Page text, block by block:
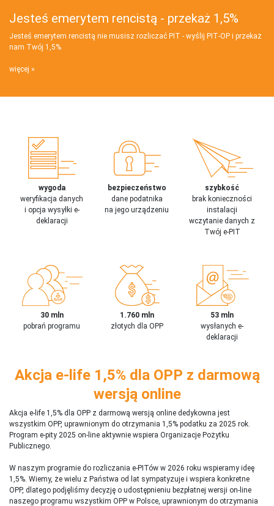
Jesteś emerytem rencistą - przekaż 1,5%
Jesteś emerytem rencistą nie musisz rozliczać PIT - wyślij PIT‑OP i przekaż
nam Twój 1,5%
więcej
wygoda
weryfikacja danych
i opcja wysyłki e-
deklaracji
bezpieczeństwo
dane podatnika
na jego urządzeniu
szybkość
brak konieczności
instalacji
wczytanie danych z
Twój e-PIT
30 mln
pobrań programu
1.760 mln
złotych dla OPP
53 mln
wysłanych e-
deklaracji
Akcja e-life 1,5% dla OPP z darmową
wersją online
Akcja e-life 1,5% dla OPP z darmową wersją online dedykowna jest
wszystkim OPP, uprawnionym do otrzymania 1,5% podatku za 2025 rok.
Program e-pity 2025 on-line aktywnie wspiera Organizacje Pożytku
Publicznego.
W naszym programie do rozliczania e-PITów w 2026 roku wspieramy ideę
1,5%. Wiemy, że wielu z Państwa od lat sympatyzuje i wspiera konkretne
OPP, dlatego podjęliśmy decyzję o udostępnieniu bezpłatnej wersji on-line
naszego programu wszystkim OPP w Polsce, uprawnionym do otrzymania